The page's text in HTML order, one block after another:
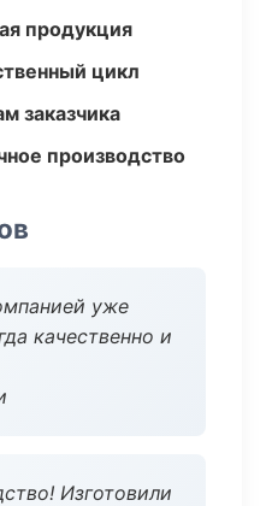
продукция
цикл
заказчика
производство
уже
качественно и
Изготовили